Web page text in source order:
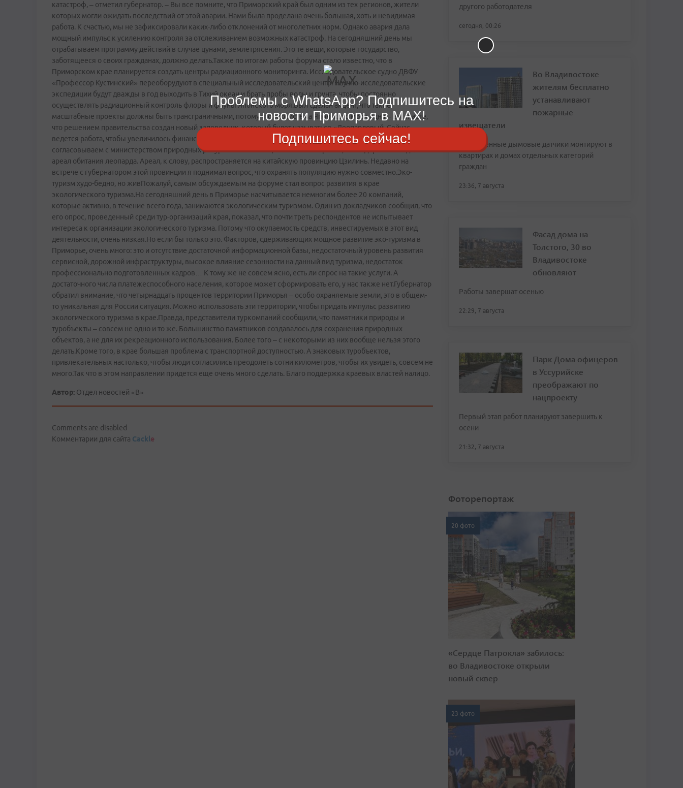
катастроф, – отметил губернатор. – Вы все помните, что Приморский край был одним из тех регионов, жители
которых могли ожидать последствий от этой аварии. Нами была проделана очень большая, хоть и невидимая
работа. К счастью, мы не зафиксировали каких­-либо отклонений от многолетних норм. Однако авария дала
мощный импульс к усилению контроля за отслеживанием возможных катастроф. На сегодняшний день мы
отрабатываем программу действий в случае цунами, землетрясения. Это те вещи, которые государство,
заботящееся о своих гражданах, должно делать.Также по итогам работы форума стало известно, что в
Приморском крае планируется создать центры радиационного мониторинга. Исследовательское судно ДВФУ
«Профессор Кустинский» переоборудуют в специальный исследовательский центр. Научно­-исследовательские
экспедиции будут дважды в год выходить в Тихий океан и брать пробы воды и грунта, чтобы постоянно
осуществлять радиационный контроль флоры и фауны Японского моря.Был сделан акцент, что такие
масштабные проекты должны быть трансграничными, потому что экосистема Японского моря одна.– Вы знаете,
что решением правительства создан новый заповедник, который будет называться «Леопардовый. Сейчас
ведется работа, чтобы увеличилось финансирование, улучшилась охрана. Мы, со своей стороны, все проекты
согласовываем c министерством природных ресурсов и экологии, чтобы наша стройка, наши дороги не задели
ареал обитания леопарда. Ареал, к слову, распространяется на китайскую провинцию Цзилинь. Недавно на
встрече с губернатором этой провинции я поднимал вопрос, что охранять популяцию нужно совместно.Эко-
туризм худо-бедно, но живПожалуй, самым обсуждаемым на форуме стал вопрос развития в крае
экологического туризма.На сегодняшний день в Приморье насчитывается немногим более 20 компаний,
которые активно, в течение всего года, занимаются экологическим туризмом. Один из докладчиков сообщил, что
его опрос, проведенный среди тур-организаций края, показал, что почти треть респондентов не испытывает
интереса к организации экологического туризма. Потому что окупаемость средств, инвестируемых в этот вид
деятельности, очень низкая.Но если бы только это. Факторов, сдерживающих мощное развитие эко-туризма в
Приморье, очень много: это и отсутствие достаточной информационной базы, недостаточный уровень развития
сервисной, дорожной инфраструктуры, высокое влияние сезонности на данный вид туризма, недостаток
профессионально подготовленных кадров… К тому же не совсем ясно, есть ли спрос на такие услуги. А
достаточного числа платежеспособного населения, которое может сформировать его, у нас также нет.Губернатор
обратил внимание, что четырнадцать процентов территории Приморья – особо охраняемые земли, это в общем­-
то уникальная для России ситуация. Можно использовать эти территории, чтобы придать импульс развитию
экологического туризма в крае.Правда, представители туркомпаний сообщили, что памятники природы и
туробъекты – совсем не одно и то же. Большинство памятников создавалось для сохранения природных
объектов, а не для их рекреационного использования. Более того – с некоторыми из них вообще нельзя этого
делать.Кроме того, в крае большая проблема с транспортной доступностью. А знаковых туробъектов,
привлекательных настолько, чтобы люди согласились преодолеть сотни километров, чтобы их увидеть, совсем не
много.Так что в этом направлении придется еще очень много сделать. Благо поддержка краевых властей налицо.
Автор: Отдел новостей «В»
Comments are disabled
Комментарии для сайта Cackle
другого работодателя
сегодня, 00:26
Во Владивостоке
жителям бесплатно
устанавливают
пожарные
извещатели
Современные дымовые датчики монтируют в
квартирах и домах отдельных категорий
граждан
23:36, 7 августа
Фасад дома на
Толстого, 30 во
Владивостоке
обновляют
Работы завершат осенью
22:29, 7 августа
Парк Дома офицеров
в Уссурийске
преображают по
нацпроекту
Первый этап работ планируют завершить к
осени
21:32, 7 августа
Фоторепортаж
20 фото
«Сердце Патрокла» забилось:
во Владивостоке открыли
новый сквер
23 фото
Проблемы с WhatsApp? Подпишитесь на
новости Приморья в MAX!
Подпишитесь сейчас!